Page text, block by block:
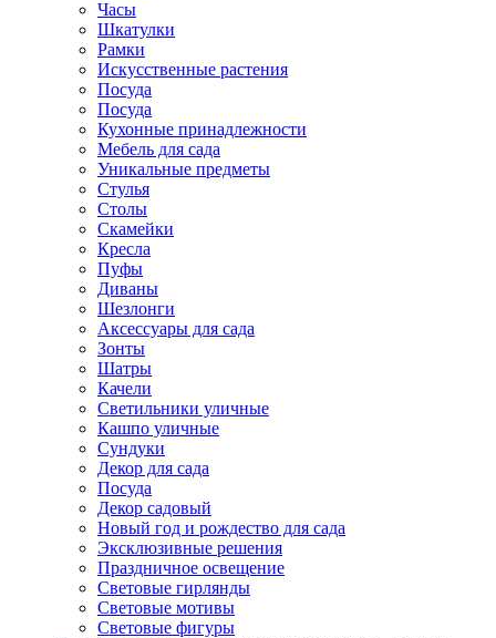
Часы
Шкатулки
Рамки
Искусственные растения
Посуда
Посуда
Кухонные принадлежности
Мебель для сада
Уникальные предметы
Стулья
Столы
Скамейки
Кресла
Пуфы
Диваны
Шезлонги
Аксессуары для сада
Зонты
Шатры
Качели
Cветильники уличные
Кашпо уличные
Сундуки
Декор для сада
Посуда
Декор садовый
Новый год и рождество для сада
Эксклюзивные решения
Праздничное освещение
Световые гирлянды
Световые мотивы
Световые фигуры